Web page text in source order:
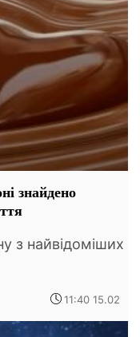
знайдено
з найвідоміших
11:40 15.02